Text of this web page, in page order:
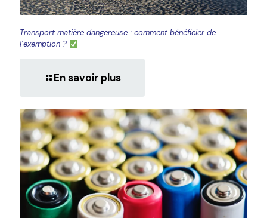
Transport matière dangereuse : comment bénéficier de
l’exemption ?
En savoir plus